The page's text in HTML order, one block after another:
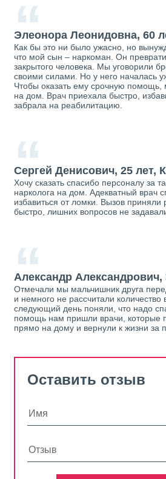
“
Элеонора Леонидовна, 60
Как бы это ни было ужасно, но
что мой сын – наркоман. Он
закрытого человека. Мы уговорили
своими силами. Но у него началась
Чтобы оказать ему срочную помощь,
на дом. Врач приехала быстро,
забрала на реабилитацию.
“
Сергей Денисович, 25 лет,
Хочу сказать спасибо персоналу за
нарколога на дом. Адекватный врач
избавиться от ломки. Вызов приняли
быстро, лишних вопросов не
“
Александр Александрович,
Отмечали мы мальчишник друга
и немного не рассчитали количество
следующий день поняли, что надо
помощь нам пришли врачи, которые
прямо на дому и вернули к жизни за
Оставить отзыв